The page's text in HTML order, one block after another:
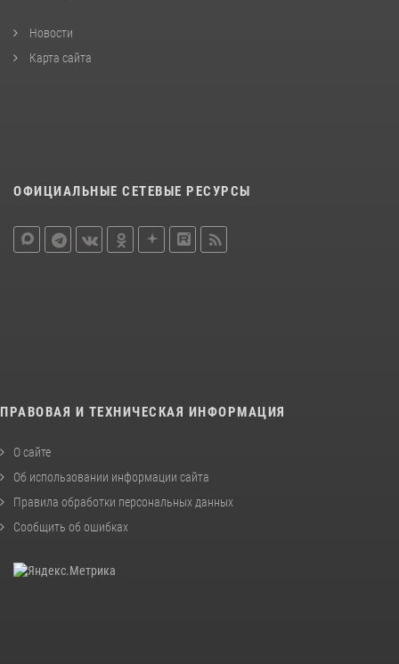
Новости
Карта сайта
ОФИЦИАЛЬНЫЕ СЕТЕВЫЕ РЕСУРСЫ
ПРАВОВАЯ И ТЕХНИЧЕСКАЯ ИНФОРМАЦИЯ
О сайте
Об использовании информации сайта
Правила обработки персональных данных
Сообщить об ошибках